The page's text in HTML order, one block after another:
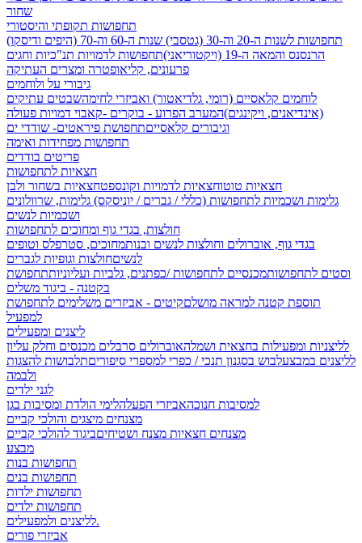
שחור
תחפושות תקופתי והיסטורי
תחפושות לשנות ה-20 וה-30 (גטסבי)
שנות ה-60 וה-70 (היפים ודיסקו)
הרנסנס והמאה ה-19 (ויקטוריאני)
תחפושות לדמויות תנ"כיות וחגים
פרעונים, קליאופטרה ומצרים העתיקה
גיבורי על ולוחמים
לוחמים קלאסיים (רומי, גלדיאטור) ואביזרי לחימהשבטים עתיקים
(אינדיאנים, ויקינגים)המערב הפרוע - בוקרים -קאבוי דמויות פעולה
וגיבורים קלאסייםתחפושת פיראטים- שודדי ים
תחפושות מפחידות ואימה
פריטים בודדים
חצאיות לתחפושות
חצאיות טוטוחצאיות לדמויות וקונספטחצאיות בשחור ולבן
גלימות ושכמיות לתחפושות (כללי / גברים / יוניסקס) גלימות, שרוולונים
ושכמיות לנשים
חולצות, בגדי גוף ומחוכים לתחפושות
בגדי גוף, אוברולים וחולצות לנשים ובנותמחוכים, סטרפלס וטופים
לנשיםחולצות וגופיות לגברים
וסטים לתחפושותמכנסיים לתחפושות /כפתנים, גלביות ועליוניותתחפושת
בקטנה - ביגוד משלים
תוספת קטנה למראה מושלםקיטים - אביזרים משלימים לתחפושת
למפעיל
ליצנים ומפעילים
לליצניות ומפעילות בחצאית ושמלהאוברולים סרבלים מכנסים וחלק עליון
לליצנים במבצעלבוש בסגנון תנכי / כפרי למספרי סיפוריםתלבושות להצגות
ולבמה
לגני ילדים
למסיבות חנוכהאביזרי הפעלהלימי הולדת ומסיבות בגן
מצנחים מיצגים והולכי קביים
מצנחים חצאיות מצנח ושטיחיםביגוד להולכי קביים
מבצע
תחפושות בנות
תחפושות בנים
תחפושות ילדות
תחפושות ילדים
לליצנים ולמפעילים.
אביזרי פורים